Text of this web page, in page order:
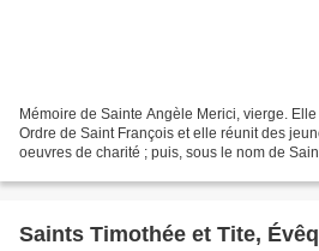
Mémoire de Sainte Angèle Merici, vierge. Elle
Ordre de Saint François et elle réunit des
oeuvres de charité ; puis, sous le nom de
Saints Timothée et Tite,